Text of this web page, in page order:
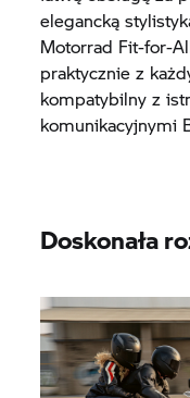
elegancką
Motorrad Fit-for-
praktycznie z
kompatybilny z
komunikacyjnymi
Doskonała